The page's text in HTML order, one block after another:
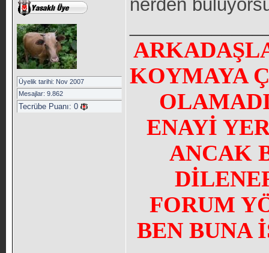
Üyelik tarihi: Nov 2007
Mesajlar: 9.862
Tecrübe Puanı: 0
nerden
KOYMAYA
ENAYİ
ANCAK
FORUM
BEN BUNA